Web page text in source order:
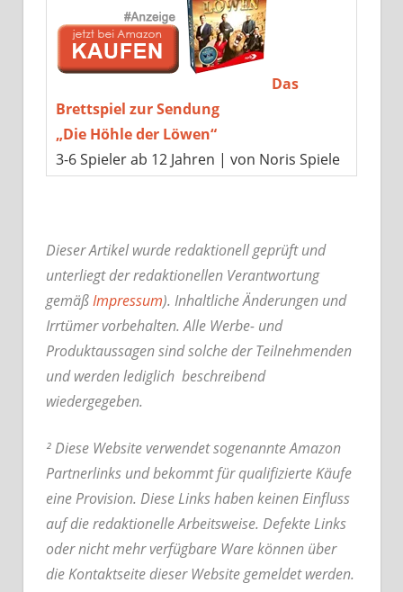
Das
Brettspiel zur Sendung
„Die Höhle der Löwen“
3-6 Spieler ab 12 Jahren | von Noris Spiele
Dieser Artikel wurde redaktionell geprüft und
unterliegt der redaktionellen Verantwortung
gemäßImpressum). Inhaltliche Änderungen und
Irrtümer vorbehalten. Alle Werbe- und
Produktaussagen sind solche der Teilnehmenden
und werden lediglich beschreibend
wiedergegeben.
² Diese Website verwendet sogenannte Amazon
Partnerlinks und bekommt für qualifizierte Käufe
eine Provision. Diese Links haben keinen Einfluss
auf die redaktionelle Arbeitsweise. Defekte Links
oder nicht mehr verfügbare Ware können über
die Kontaktseite dieser Website gemeldet werden.